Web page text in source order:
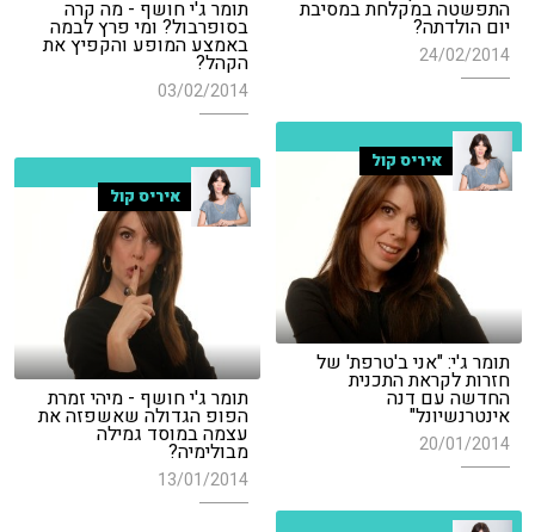
התפשטה במקלחת במסיבת
יום הולדתה?
24/02/2014
תומר ג'י חושף - מה קרה
בסופרבול? ומי פרץ לבמה
באמצע המופע והקפיץ את
הקהל?
03/02/2014
איריס קול
תומר ג'י: "אני ב'טרפת' של
חזרות לקראת התכנית
החדשה עם דנה
אינטרנשיונל"
20/01/2014
איריס קול
תומר ג'י חושף - מיהי זמרת
הפופ הגדולה שאשפזה את
עצמה במוסד גמילה
מבולימיה?
13/01/2014